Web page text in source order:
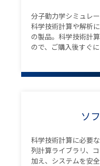
分子動力学シミュレ
科学技術計算や解析
の製品。科学技術計
ので、ご購入後すぐ
ソ
科学技術計算に必要
列計算ライブラリ、
加え、システムを安